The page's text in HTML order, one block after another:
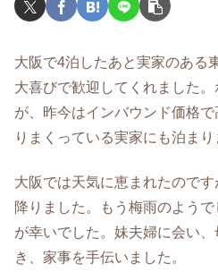
大阪で4泊したあと実家のある
大喜びで歓迎してくれました
が、昨今はインバウンド価格
りまくっている実家にも泊まり
大阪では天気に恵まれたので
降りました。もう梅雨のよう
が幸いでした。妹夫婦に会い
き、家事を手伝いました。